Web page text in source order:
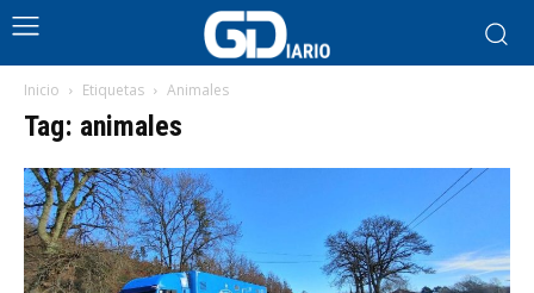
Inicio Etiquetas Animales
Tag: animales